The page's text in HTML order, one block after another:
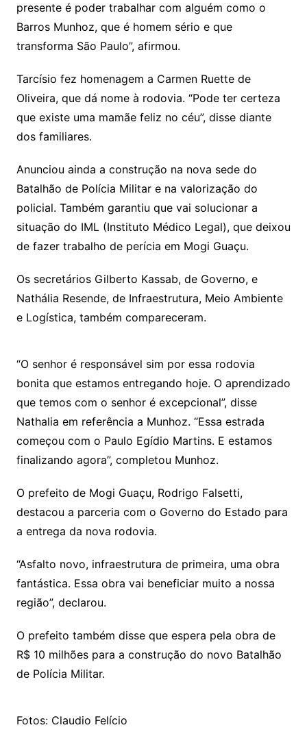
presente é poder trabalhar com alguém como o
Barros Munhoz, que é homem sério e que
transforma São Paulo”, afirmou.
Tarcísio fez homenagem a Carmen Ruette de
Oliveira, que dá nome à rodovia. “Pode ter certeza
que existe uma mamãe feliz no céu”, disse diante
dos familiares.
Anunciou ainda a construção na nova sede do
Batalhão de Polícia Militar e na valorização do
policial. Também garantiu que vai solucionar a
situação do IML (Instituto Médico Legal), que deixou
de fazer trabalho de perícia em Mogi Guaçu.
Os secretários Gilberto Kassab, de Governo, e
Nathália Resende, de Infraestrutura, Meio Ambiente
e Logística, também compareceram.
“O senhor é responsável sim por essa rodovia
bonita que estamos entregando hoje. O aprendizado
que temos com o senhor é excepcional”, disse
Nathalia em referência a Munhoz. “Essa estrada
começou com o Paulo Egídio Martins. E estamos
finalizando agora”, completou Munhoz.
O prefeito de Mogi Guaçu, Rodrigo Falsetti,
destacou a parceria com o Governo do Estado para
a entrega da nova rodovia.
“Asfalto novo, infraestrutura de primeira, uma obra
fantástica. Essa obra vai beneficiar muito a nossa
região”, declarou.
O prefeito também disse que espera pela obra de
R$ 10 milhões para a construção do novo Batalhão
de Polícia Militar.
Fotos: Claudio Felício